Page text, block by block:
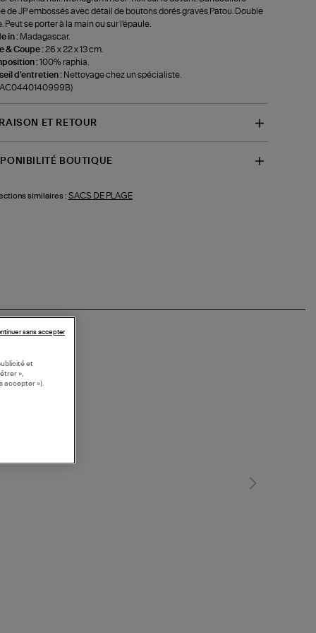
de JP embossés avec détail de boutons dorés gravés Patou. Double
Peut se porter à la main ou sur l'épaule.
in : Madagascar.
& Coupe :26 x 22 x 13 cm.
:100% raphia.
d'entretien : Nettoyage chez un spécialiste.
ET RETOUR
BOUTIQUE
similaires : SACS DE PLAGE
et
»,
accepter »).
sans accepter